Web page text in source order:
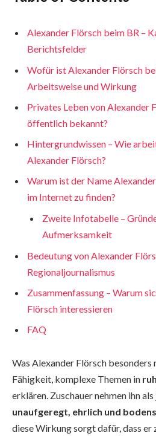
Alexander Flörsch beim BR –
Berichtsfelder
Wofür ist Alexander Flörsch
Arbeitsweise und Wirkung
Privates Leben von Alexander
öffentlich bekannt?
Hintergrundwissen – Wie
Alexander Flörsch?
Warum ist der Name
im Internet zu finden?
Zweite Infotabelle –
Aufmerksamkeit
Bedeutung von Alexander
Regionaljournalismus
Zusammenfassung – Warum
Flörsch interessieren
FAQ
Was Alexander Flörsch besonders
Fähigkeit, komplexe Themen in
erklären. Zuschauer nehmen ihn
unaufgeregt, ehrlich und
diese Wirkung sorgt dafür, dass er